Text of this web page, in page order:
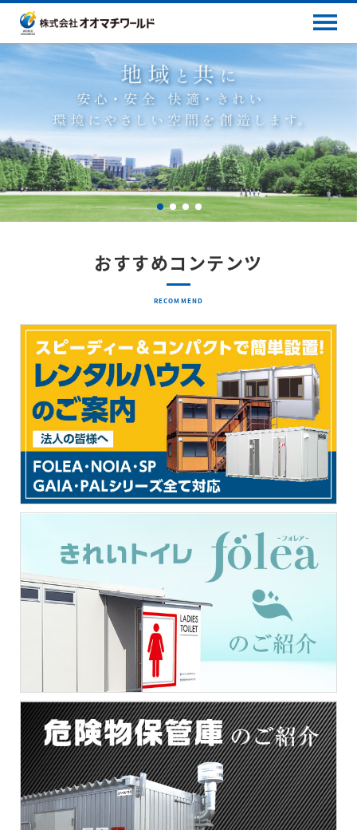
おすすめコンテンツ
RECOMMEND